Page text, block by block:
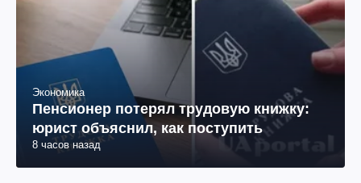
Экономика
Пенсионер потерял трудовую книжку:
юрист объяснил, как поступить
8 часов назад